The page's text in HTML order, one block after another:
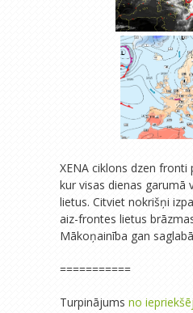
XENA ciklons dzen fronti
kur visas dienas garumā
lietus. Citviet nokrišņi
aiz-frontes lietus
Mākoņainība gan
===========
Turpinājums no